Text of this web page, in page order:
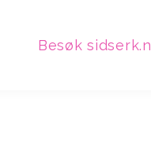
Besøk